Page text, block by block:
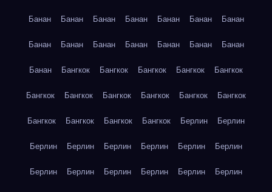
Банан Банан Банан Банан Банан Банан Банан
Банан Банан Банан Банан Банан Банан Банан
Банан Бангкок Бангкок Бангкок Бангкок Бангкок
Бангкок Бангкок Бангкок Бангкок Бангкок Бангкок
Бангкок Бангкок Бангкок Бангкок Берлин Берлин
Берлин Берлин Берлин Берлин Берлин Берлин
Берлин Берлин Берлин Берлин Берлин Берлин